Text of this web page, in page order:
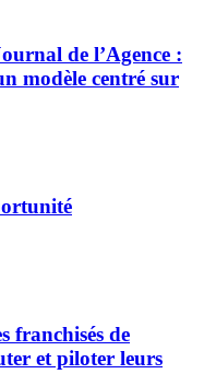
de l’Agence :
modèle centré sur
franchisés de
et piloter leurs